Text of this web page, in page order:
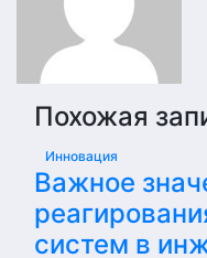
Похожая
Инновация
Важное
систем в